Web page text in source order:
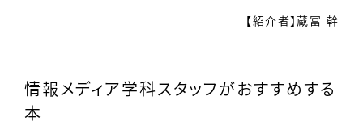
【紹介者】蔵冨 幹
情報メディア学科スタッフがおすすめする
本